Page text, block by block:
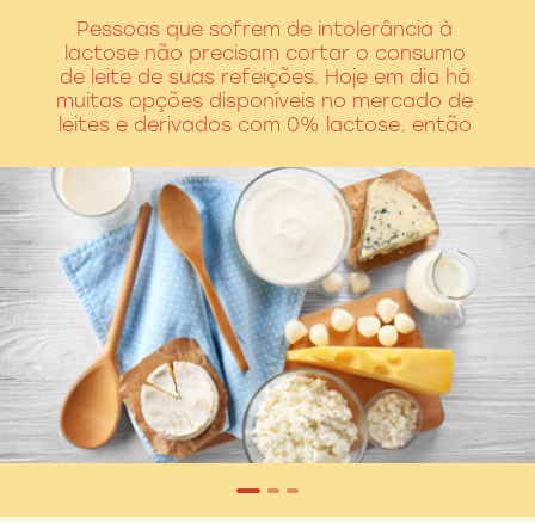
Pessoas que sofrem de intolerância à
lactose não precisam cortar o consumo
de leite de suas refeições. Hoje em dia há
muitas opções disponíveis no mercado de
leites e derivados com 0% lactose, então
da alimentação.
CONHEÇA QUALY 0% LACTOSE